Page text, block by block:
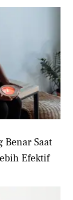
Benar Saat
Efektif